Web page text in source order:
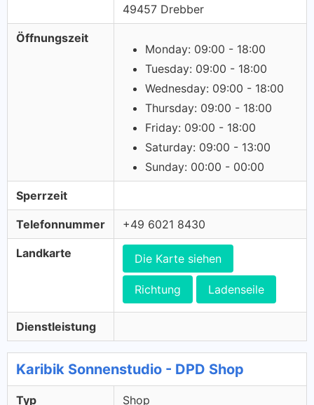
49457 Drebber
Öffnungszeit
Monday: 09:00 - 18:00
Tuesday: 09:00 - 18:00
Wednesday: 09:00 - 18:00
Thursday: 09:00 - 18:00
Friday: 09:00 - 18:00
Saturday: 09:00 - 13:00
Sunday: 00:00 - 00:00
Sperrzeit
Telefonnummer +49 6021 8430
Landkarte Die Karte siehen
Richtung Ladenseile
Dienstleistung
Karibik Sonnenstudio - DPD Shop
Typ Shop